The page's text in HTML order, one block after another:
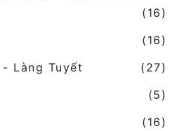
(16)
(16)
Làng Tuyết
(27)
(5)
(16)